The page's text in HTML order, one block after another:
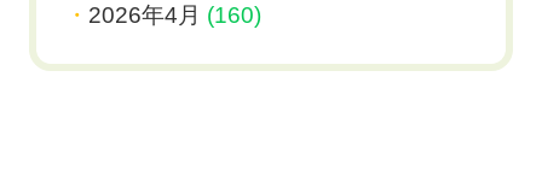
2026年4月 (160)